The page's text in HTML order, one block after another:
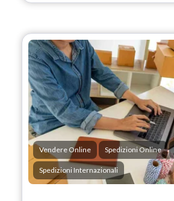
Vendere Online Spedizioni Online
Spedizioni Internazionali